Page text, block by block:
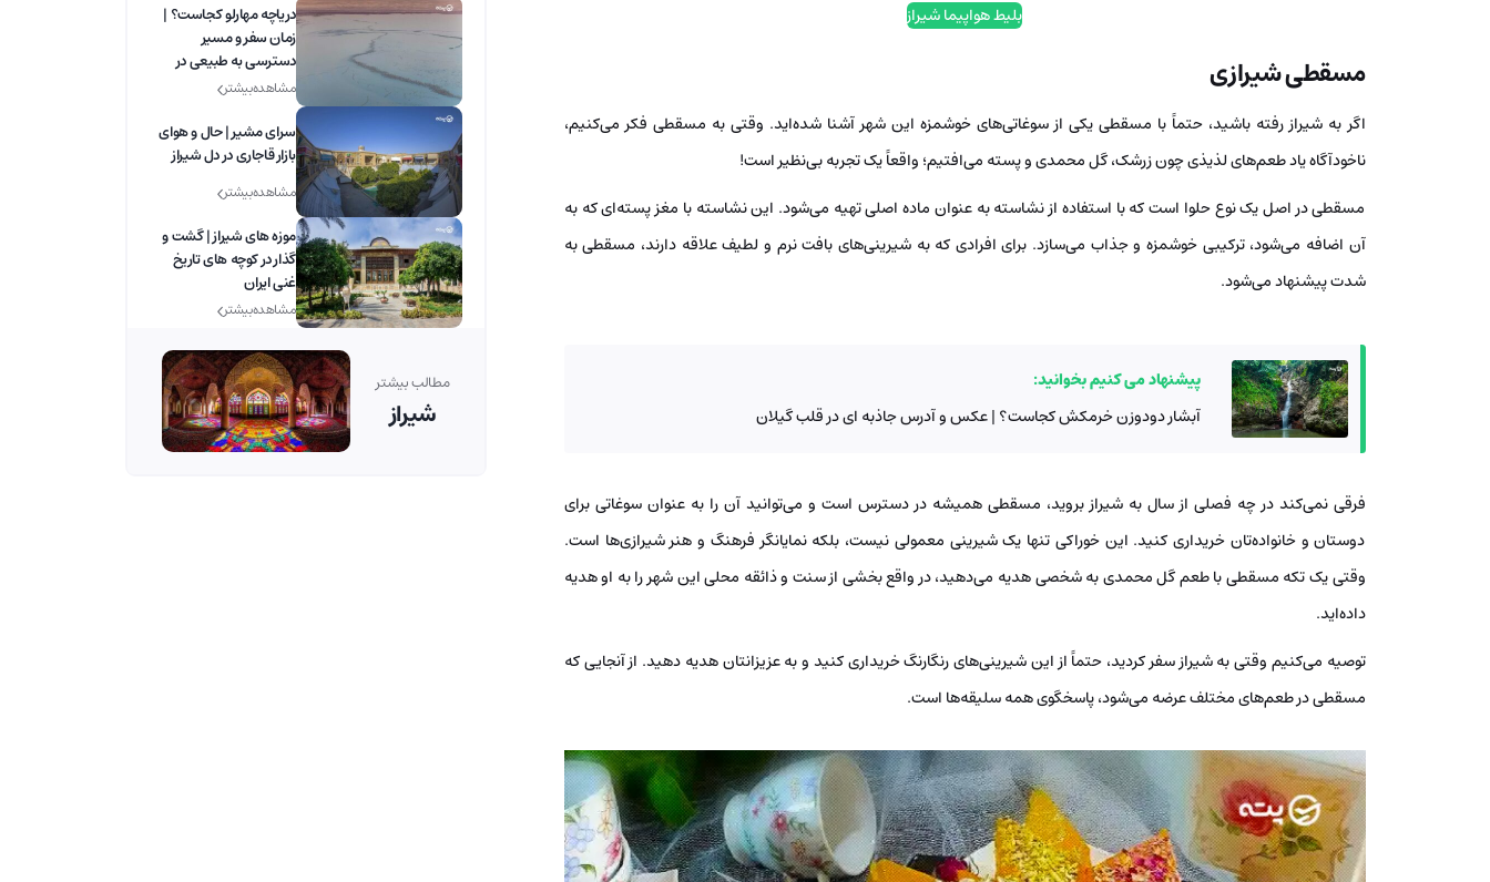
بلیط هواپیما شیراز
مسقطی شیرازی
اگر به شیراز رفته باشید، حتماً با مسقطی یکی از سوغاتی‌های خوشمزه این شهر آشنا شده‌اید. وقتی به مسقطی فکر می‌کنیم،
ناخودآگاه یاد طعم‌های لذیذی چون زرشک، گل محمدی و پسته می‌افتیم؛ واقعاً یک تجربه بی‌نظیر است!
مسقطی در اصل یک نوع حلوا است که با استفاده از نشاسته به عنوان ماده اصلی تهیه می‌شود. این نشاسته با مغز پسته‌ای که به
آن اضافه می‌شود، ترکیبی خوشمزه و جذاب می‌سازد. برای افرادی که به شیرینی‌های بافت نرم و لطیف علاقه دارند، مسقطی به
شدت پیشنهاد می‌شود.
پیشنهاد می کنیم بخوانید:
آبشار دودوزن خرمکش کجاست؟ | عکس و آدرس جاذبه ای در قلب گیلان
فرقی نمی‌کند در چه فصلی از سال به شیراز بروید، مسقطی همیشه در دسترس است و می‌توانید آن را به عنوان سوغاتی برای
دوستان و خانواده‌تان خریداری کنید. این خوراکی تنها یک شیرینی معمولی نیست، بلکه نمایانگر فرهنگ و هنر شیرازی‌ها است.
وقتی یک تکه مسقطی با طعم گل محمدی به شخصی هدیه می‌دهید، در واقع بخشی از سنت و ذائقه محلی این شهر را به او هدیه
داده‌اید.
توصیه می‌کنیم وقتی به شیراز سفر کردید، حتماً از این شیرینی‌های رنگارنگ خریداری کنید و به عزیزانتان هدیه دهید. از آنجایی که
مسقطی در طعم‌های مختلف عرضه می‌شود، پاسخگوی همه سلیقه‌ها است.
دریاچه مهارلو کجاست؟ |
زمان سفر و مسیر
دسترسی به طبیعی در
شیراز
مشاهده بیشتر
سرای مشیر | حال و هوای
بازار قاجاری در دل شیراز
مشاهده بیشتر
موزه های شیراز | گشت و
گذار در کوچه های تاریخ
غنی ایران
مشاهده بیشتر
مطالب بیشتر
شیراز